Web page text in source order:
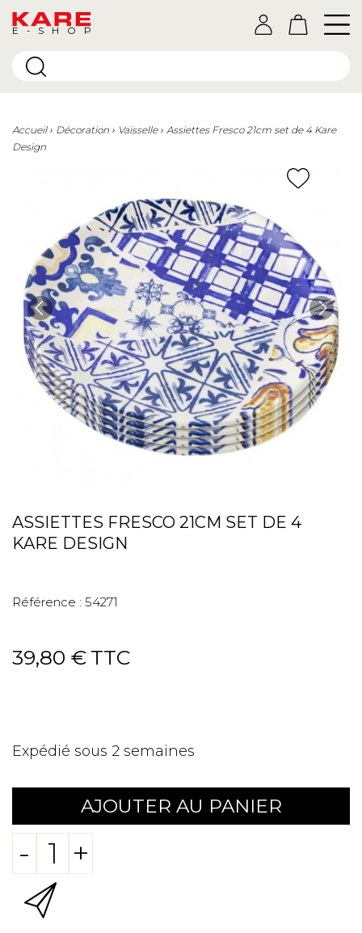
E-SHOP
Accueil Décoration Vaisselle
Assiettes Fresco 21cm set de 4 Kare
Design
ASSIETTES FRESCO 21CM SET DE 4
KARE DESIGN
Référence : 54271
39,80 € TTC
Expédié sous 2 semaines
AJOUTER AU PANIER
- +